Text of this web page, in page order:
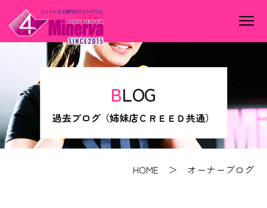
BLOG
過去ブログ（姉妹店ＣＲＥＥＤ共通）
HOME ＞ オーナーブログ